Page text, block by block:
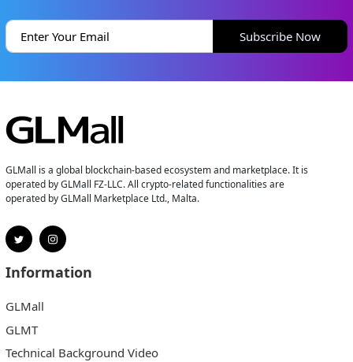
Subscribe Now
GLMall is a global blockchain-based ecosystem and marketplace. It is
operated by GLMall FZ-LLC. All crypto-related functionalities are
operated by GLMall Marketplace Ltd., Malta.
Information
GLMall
GLMT
Technical Background Video